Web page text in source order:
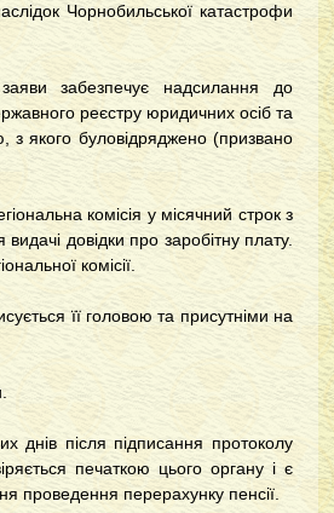
Чорнобильської катастрофи
забезпечує надсилання до
реєстру юридичних осіб та
з якого буловідряджено (призвано
комісія у місячний строк з
довідки про заробітну плату.
комісії.
її головою та присутніми на
днів після підписання протоколу
печаткою цього органу і є
проведення перерахунку пенсії.